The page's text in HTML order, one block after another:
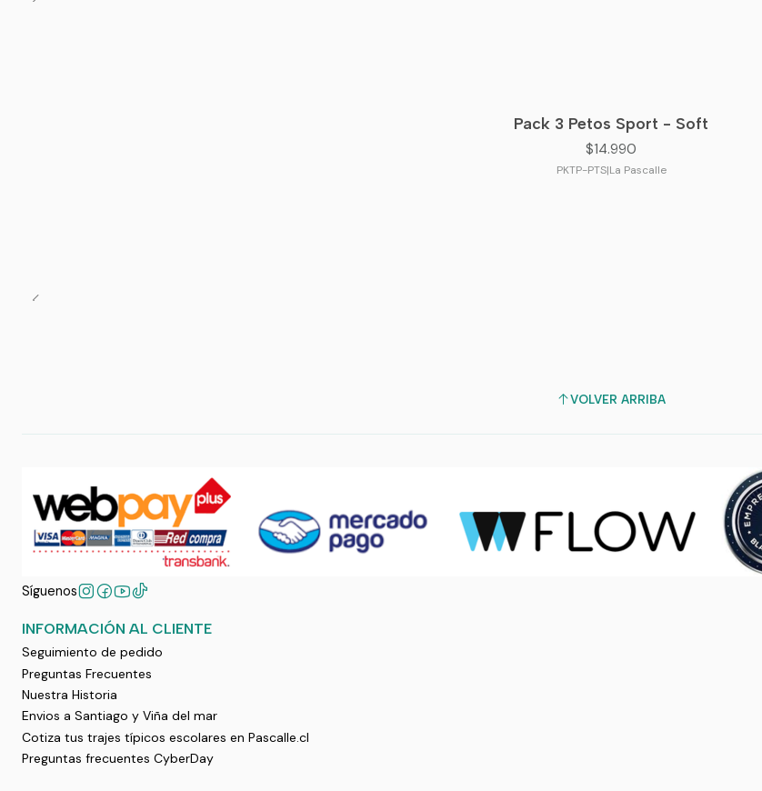
Pack 3 Petos Sport - Soft
$14.990
PKTP-PTS|La Pascalle
VOLVER ARRIBA
Síguenos
INFORMACIÓN AL CLIENTE
Seguimiento de pedido
Preguntas Frecuentes
Nuestra Historia
Envios a Santiago y Viña del mar
Cotiza tus trajes típicos escolares en Pascalle.cl
Preguntas frecuentes CyberDay